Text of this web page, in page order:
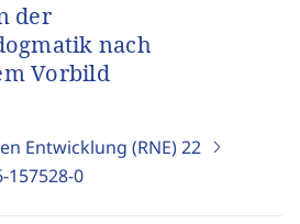
der
nach
Vorbild
Entwicklung (RNE)22
157528-0